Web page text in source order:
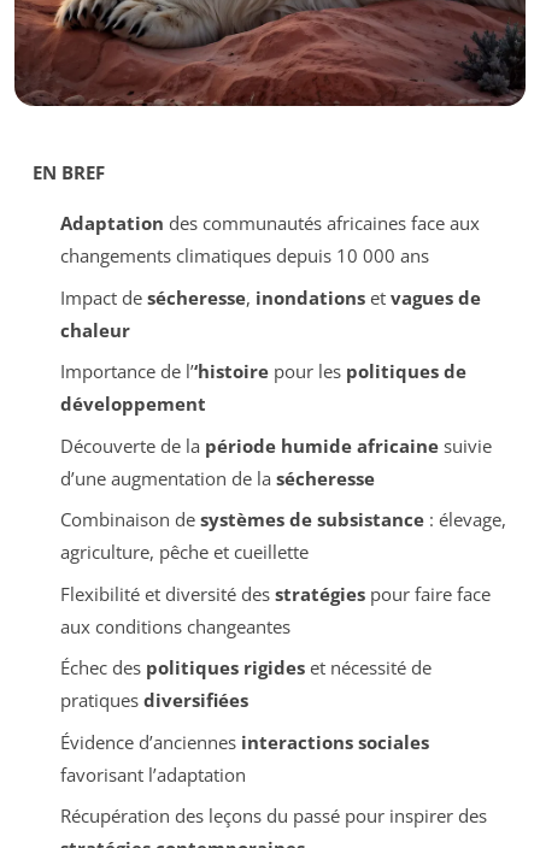
EN BREF
Adaptation des communautés africaines face aux
changements climatiques depuis 10 000 ans
Impact de sécheresse, inondationset vagues de
chaleur
Importance de l’‘histoirepour les politiques de
développement
Découverte de la période humide africainesuivie
d’une augmentation de la sécheresse
Combinaison de systèmes de subsistance: élevage,
agriculture, pêche et cueillette
Flexibilité et diversité des stratégiespour faire face
aux conditions changeantes
Échec des politiques rigideset nécessité de
pratiques diversifiées
Évidence d’anciennes interactions sociales
favorisant l’adaptation
Récupération des leçons du passé pour inspirer des